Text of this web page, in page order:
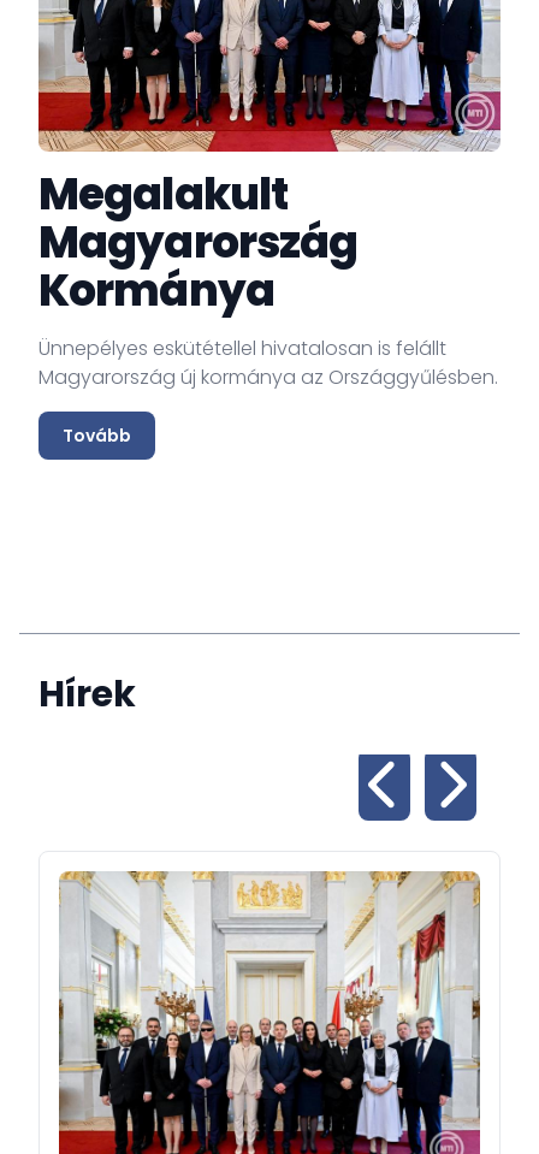
Megalakult
Magyarország
Kormánya
Ünnepélyes eskütétellel hivatalosan is felállt
Magyarország új kormánya az Országgyűlésben.
Tovább
Hírek